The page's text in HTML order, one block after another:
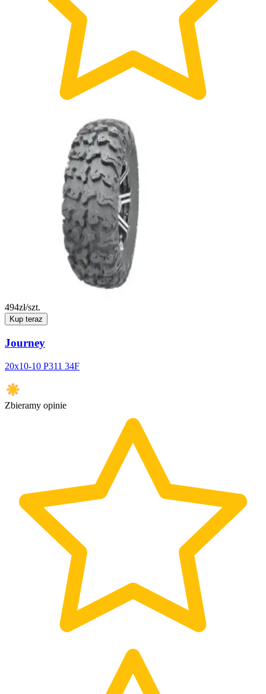
494zł/szt.
Kup teraz
Journey
20x10-10 P311 34F
Zbieramy opinie